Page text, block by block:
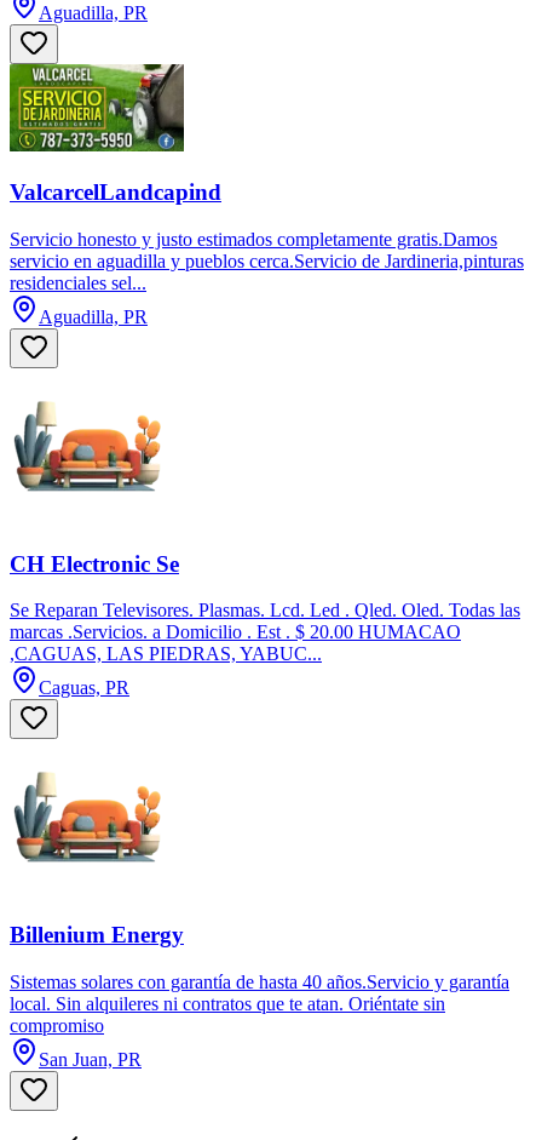
Aguadilla, PR
ValcarcelLandcapind
Servicio honesto y justo estimados completamente gratis.Damos
servicio en aguadilla y pueblos cerca.Servicio de Jardineria,pinturas
residenciales sel...
Aguadilla, PR
CH Electronic Se
Se Reparan Televisores. Plasmas. Lcd. Led . Qled. Oled. Todas las
marcas .Servicios. a Domicilio . Est . $ 20.00 HUMACAO
,CAGUAS, LAS PIEDRAS, YABUC...
Caguas, PR
Billenium Energy
Sistemas solares con garantía de hasta 40 años.Servicio y garantía
local. Sin alquileres ni contratos que te atan. Oriéntate sin
compromiso
San Juan, PR